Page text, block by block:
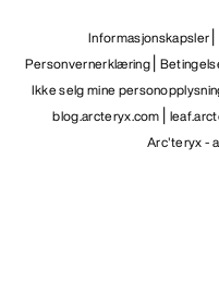
Informasjonskapsler
Personvernerklæring
Ikke selg mine
blog.arcteryx.com
Arc'teryx -